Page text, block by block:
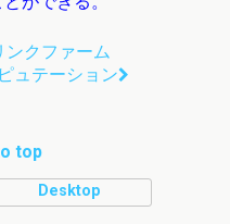
ンクファーム
ュテーション
top
Desktop